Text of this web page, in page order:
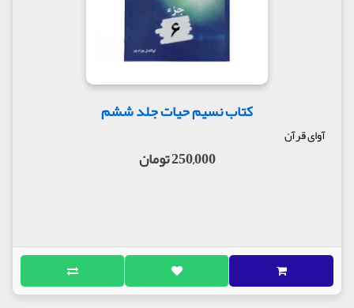
کتاب نسیم حیات جلد ششم
آوای قرآن
250,000 تومان